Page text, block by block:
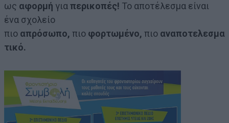
ως αφορμή γιαπερικοπές! Το αποτέλεσμα είναι
ένα σχολείο
πιο απρόσωπο, πιο φορτωμένο, πιο αναποτελεσμα
τικό.